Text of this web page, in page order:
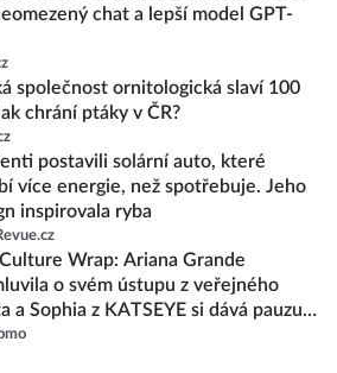
chat a lepší model GPT-
společnost ornitologická slaví 100
chrání ptáky v ČR?
postavili solární auto, které
více energie, než spotřebuje. Jeho
inspirovala ryba
Wrap: Ariana Grande
o svém ústupu z veřejného
a Sophia z KATSEYE si dává pauzu